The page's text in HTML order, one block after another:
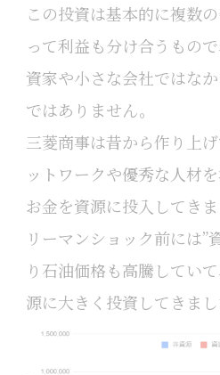
この投資は基本的に複数
って利益も分け合うもの
資家や小さな会社ではな
ではありません。
三菱商事は昔から作り上
ットワークや優秀な人材
お金を資源に投入してきま
リーマンショック前には”
り石油価格も高騰してい
源に大きく投資してきまし